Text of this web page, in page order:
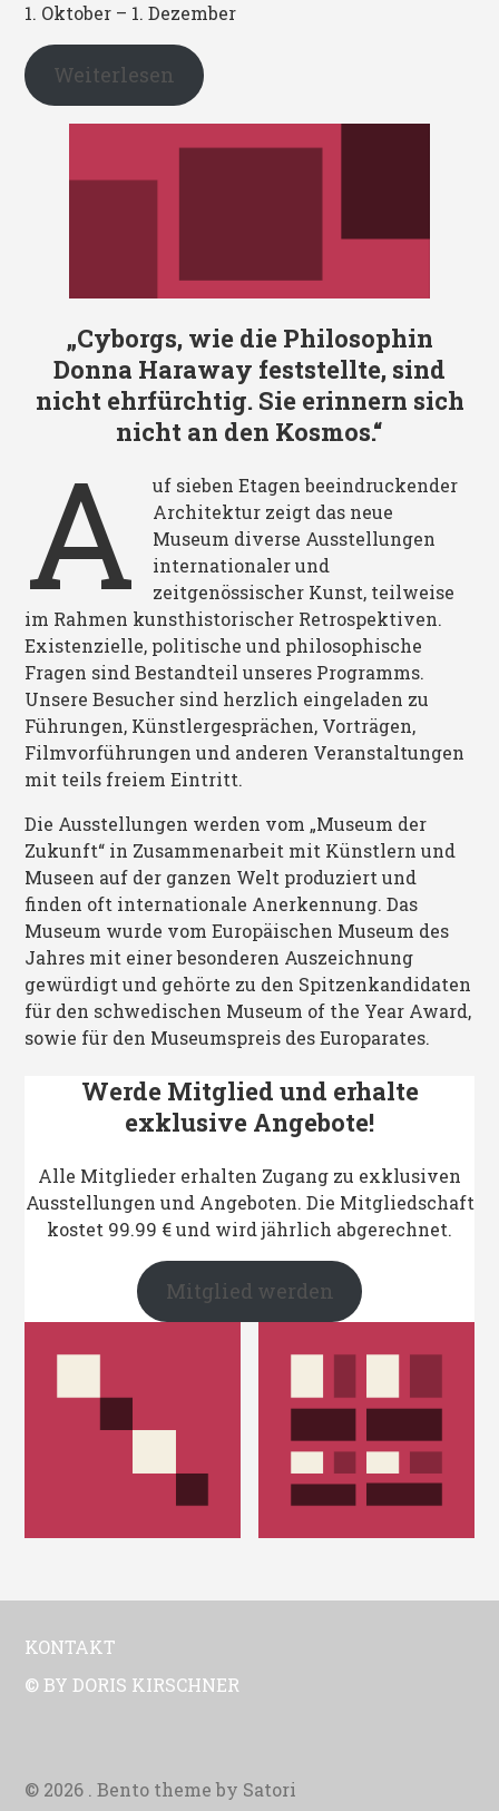
1. Oktober – 1. Dezember
Weiterlesen
„Cyborgs, wie die Philosophin
Donna Haraway feststellte, sind
nicht ehrfürchtig. Sie erinnern sich
nicht an den Kosmos.“
A
uf sieben Etagen beeindruckender
Architektur zeigt das neue
Museum diverse Ausstellungen
internationaler und
zeitgenössischer Kunst, teilweise
im Rahmen kunsthistorischer Retrospektiven.
Existenzielle, politische und philosophische
Fragen sind Bestandteil unseres Programms.
Unsere Besucher sind herzlich eingeladen zu
Führungen, Künstlergesprächen, Vorträgen,
Filmvorführungen und anderen Veranstaltungen
mit teils freiem Eintritt.
Die Ausstellungen werden vom „Museum der
Zukunft“ in Zusammenarbeit mit Künstlern und
Museen auf der ganzen Welt produziert und
finden oft internationale Anerkennung. Das
Museum wurde vom Europäischen Museum des
Jahres mit einer besonderen Auszeichnung
gewürdigt und gehörte zu den Spitzenkandidaten
für den schwedischen Museum of the Year Award,
sowie für den Museumspreis des Europarates.
Werde Mitglied und erhalte
exklusive Angebote!
Alle Mitglieder erhalten Zugang zu exklusiven
Ausstellungen und Angeboten. Die Mitgliedschaft
kostet 99.99 € und wird jährlich abgerechnet.
Mitglied werden
KONTAKT
© BY DORIS KIRSCHNER
© 2026 . Bento theme by Satori